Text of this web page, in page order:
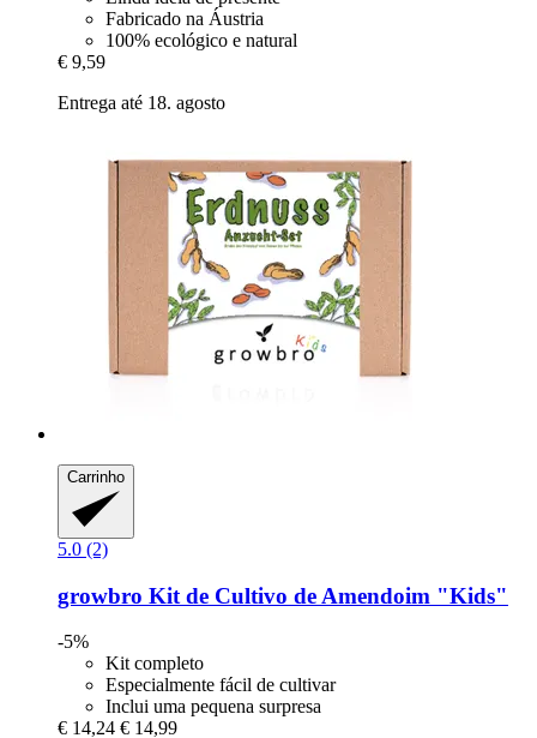
Fabricado na Áustria
100% ecológico e natural
€ 9,59
Entrega até 18. agosto
Carrinho
5.0 (2)
growbro Kit de Cultivo de Amendoim "Kids"
-5%
Kit completo
Especialmente fácil de cultivar
Inclui uma pequena surpresa
€ 14,24 € 14,99